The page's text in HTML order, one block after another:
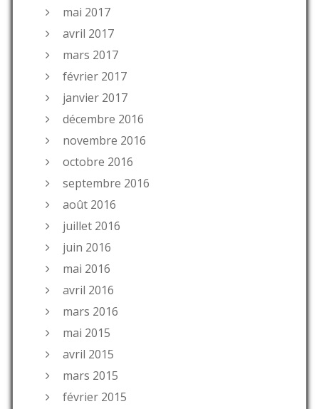
mai 2017
avril 2017
mars 2017
février 2017
janvier 2017
décembre 2016
novembre 2016
octobre 2016
septembre 2016
août 2016
juillet 2016
juin 2016
mai 2016
avril 2016
mars 2016
mai 2015
avril 2015
mars 2015
février 2015